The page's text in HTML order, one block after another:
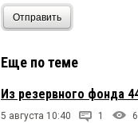
Отправить
Еще по теме
Из резервного фонда
5 августа 10:40 1